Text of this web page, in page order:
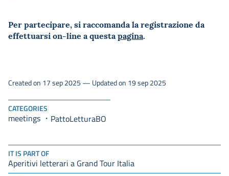
IT IS PART OF
Aperitivi letterari a Grand Tour Italia
Per partecipare, si raccomanda la registrazione da
effettuarsi on-line a questapagina.
CATEGORIES
meetings PattoLetturaBO
Created on 17 sep 2025 — Updated on 19 sep 2025